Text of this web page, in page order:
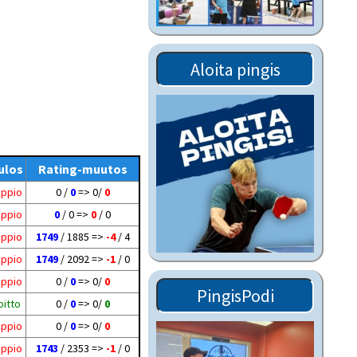
Rating-muutos
0 / 0=> 0/ 0
0 / 0 => 0 / 0
1749/ 1885 => -4/ 4
1749/ 2092 => -1/ 0
0 / 0=> 0/ 0
0 / 0=> 0/ 0
0 / 0=> 0/ 0
1743 / 2353 => -1/ 0
Aloita pingis
PingisPodi